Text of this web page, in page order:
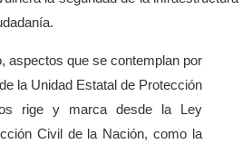
aspectos que se contemplan por
la Unidad Estatal de Protección
rige y marca desde la Ley
Civil de la Nación, como la